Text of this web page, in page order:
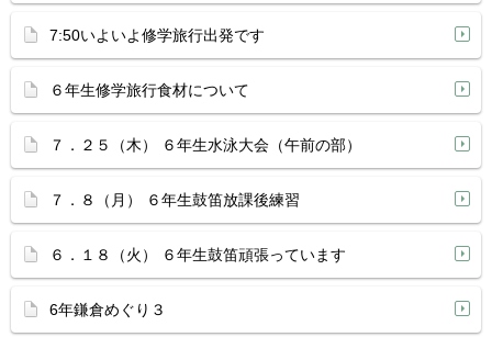
7:50いよいよ修学旅行出発です
６年生修学旅行食材について
７．２５（木） ６年生水泳大会（午前の部）
７．８（月） ６年生鼓笛放課後練習
６．１８（火） ６年生鼓笛頑張っています
6年鎌倉めぐり３